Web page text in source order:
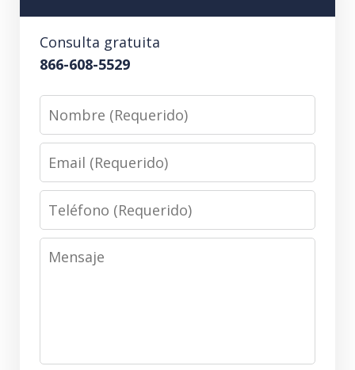
Consulta gratuita
866-608-5529
Nombre
(Requerido)
Email
(Requerido)
Teléfono
(Requerido)
Mensaje